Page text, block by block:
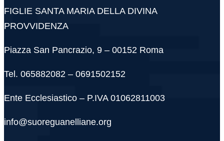
FIGLIE SANTA MARIA DELLA DIVINA
PROVVIDENZA
Piazza San Pancrazio, 9 – 00152 Roma
Tel. 065882082 – 0691502152
Ente Ecclesiastico – P.IVA 01062811003
info@suoreguanelliane.org